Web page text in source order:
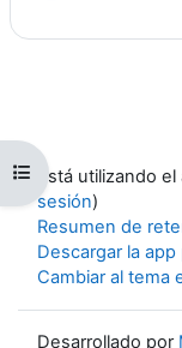
Abrir índice de
Está utilizando
sesión)
Resumen de
Descargar la
Cambiar al tema
Desarrollado por